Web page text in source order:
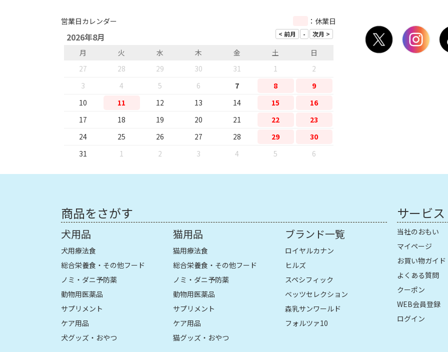
営業日カレンダー ：休業日
2026年8月
月 火 水 木 金 土
日
27
28 29 30 31 1
2
3
4 5 6 7 8
9
10
11 12 13 14 15
16
17
18 19 20 21 22
23
24
25 26 27 28 29
30
31
1 2 3 4 5 6
商品をさがす
犬用品
犬用療法食
総合栄養食・その他フード
ノミ・ダニ予防薬
動物用医薬品
サプリメント
ケア用品
犬グッズ・おやつ
猫用品
猫用療法食
総合栄養食・その他フード
ノミ・ダニ予防薬
動物用医薬品
サプリメント
ケア用品
猫グッズ・おやつ
ブランド一覧
ロイヤルカナン
ヒルズ
スペシフィック
ベッツセレクション
森乳サンワールド
フォルツァ10
サービス
当社のおもい
マイページ
お買い物ガイド
よくある質問
クーポン
WEB会員登録
ログイン